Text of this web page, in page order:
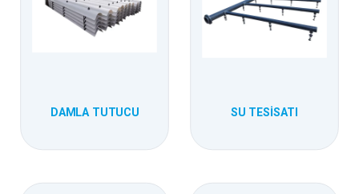
DAMLA TUTUCU SU TESISATI